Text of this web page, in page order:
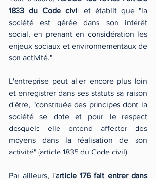
1833 du Code civil et établit que "la
société est gérée dans son intérêt
social, en prenant en considération les
enjeux sociaux et environnementaux de
son activité."
L'entreprise peut aller encore plus loin
et enregistrer dans ses statuts sa raison
d'être, "constituée des principes dont la
société se dote et pour le respect
desquels elle entend affecter des
moyens dans la réalisation de son
activité" (article 1835 du Code civil).
Par ailleurs, l'article 176 fait entrer dans